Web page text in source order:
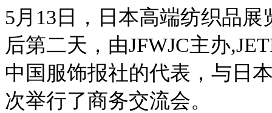
5月13日，日本高端纺织品展
后第二天，由JFWJC主办
中国服饰报社的代表，与日
次举行了商务交流会。